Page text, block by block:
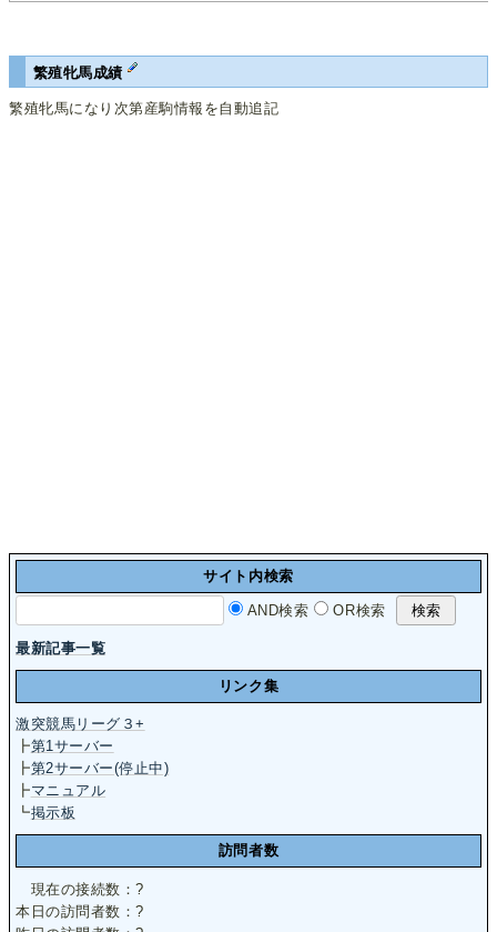
繁殖牝馬成績
繁殖牝馬になり次第産駒情報を自動追記
サイト内検索
AND検索 OR検索
最新記事一覧
リンク集
激突競馬リーグ３+
┣第1サーバー
┣第2サーバー(停止中)
┣マニュアル
┗掲示板
訪問者数
現在の接続数：?
本日の訪問者数：?